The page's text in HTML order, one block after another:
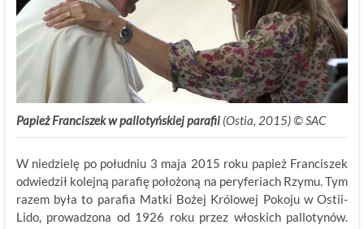
Papież Franciszek w pallotyńskiej parafii(Ostia, 2015) © SAC
W niedzielę po południu 3 maja 2015 roku papież Franciszek
odwiedził kolejną parafię położoną na peryferiach Rzymu. Tym
razem była to parafia Matki Bożej Królowej Pokoju w Ostii-
Lido, prowadzona od 1926 roku przez włoskich pallotynów.